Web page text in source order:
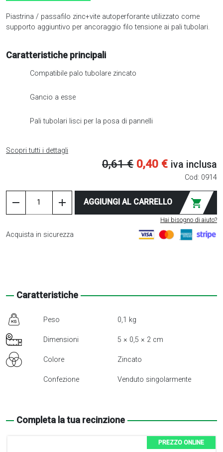
Piastrina / passafilo zinc+vite autoperforante utilizzato come
supporto aggiuntivo per ancoraggio filo tensione ai pali tubolari.
Caratteristiche principali
Compatibile palo tubolare zincato
Gancio a esse
Pali tubolari lisci per la posa di pannelli
Scopri tutti i dettagli
0,61€ Il
originale
era:
0,61 €.
0,40 €Il
prezzo
attuale
è:
0,40 €.
iva inclusa
Cod: 0914
add
passafilo
quantità
remove AGGIUNGI AL CARRELLO shopping_cart
Hai bisogno di aiuto?
Acquista in sicurezza
Caratteristiche
Peso 0,1 kg
Dimensioni 5 × 0,5 × 2 cm
Colore Zincato
Confezione Venduto singolarmente
Completa la tua recinzione
PREZZO ONLINE